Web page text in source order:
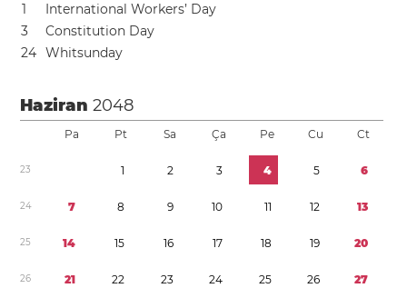
1
International Workers’ Day
3
Constitution Day
24 Whitsunday
Haziran2048
Pa Pt Sa Ça Pe Cu Ct
23 1 2 3 4 5 6
24 7 8 9 10 11 12 13
25 14 15 16 17 18 19 20
26 21 22 23 24 25 26 27